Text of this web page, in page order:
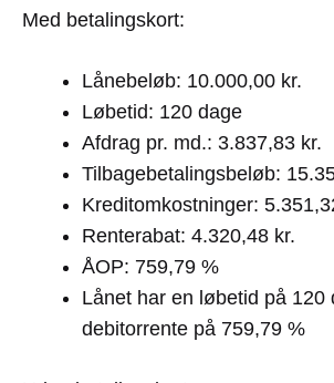
Med betalingskort:
Lånebeløb: 10.000,00 kr.
Løbetid: 120 dage
Afdrag pr. md.: 3.837,83 kr.
Tilbagebetalingsbeløb:
Kreditomkostninger:
Renterabat: 4.320,48 kr.
ÅOP: 759,79 %
Lånet har en løbetid på 120
debitorrente på 759,79 %